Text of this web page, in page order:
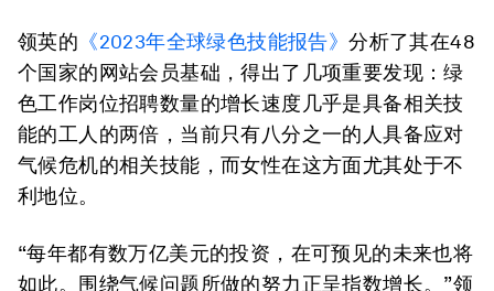
领英的 《2023年全球绿色技能报告》分析了其在48
个国家的网站会员基础，得出了几项重要发现：绿
色工作岗位招聘数量的增长速度几乎是具备相关技
能的工人的两倍，当前只有八分之一的人具备应对
气候危机的相关技能，而女性在这方面尤其处于不
利地位。
“每年都有数万亿美元的投资，在可预见的未来也将
如此。围绕气候问题所做的努力正呈指数增长。”领